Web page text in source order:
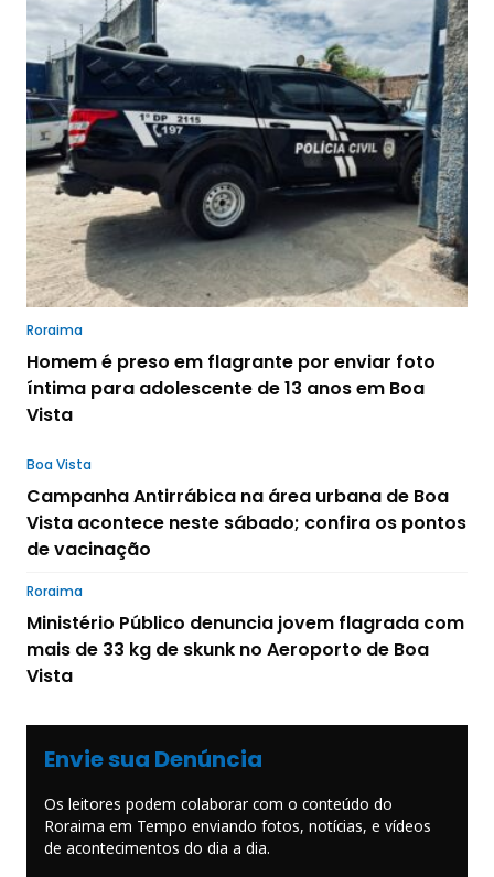
Roraima
Homem é preso em flagrante por enviar foto
íntima para adolescente de 13 anos em Boa
Vista
Boa Vista
Campanha Antirrábica na área urbana de Boa
Vista acontece neste sábado; confira os pontos
de vacinação
Roraima
Ministério Público denuncia jovem flagrada com
mais de 33 kg de skunk no Aeroporto de Boa
Vista
Envie sua Denúncia
Os leitores podem colaborar com o conteúdo do
Roraima em Tempo enviando fotos, notícias, e vídeos
de acontecimentos do dia a dia.